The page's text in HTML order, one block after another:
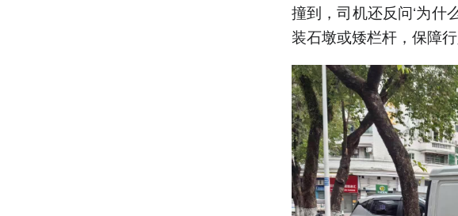
撞到，司机还反问‘为
装石墩或矮栏杆，保障行